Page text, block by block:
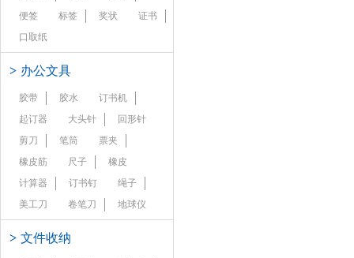
便签
标签 奖状
证书
口取纸
> 办公文具
胶带 胶水
订书机
起订器
大头针
回形针
剪刀
笔筒
票夹
橡皮筋
尺子
橡皮
计算器
订书钉
绳子
美工刀
卷笔刀 地球仪
> 文件收纳